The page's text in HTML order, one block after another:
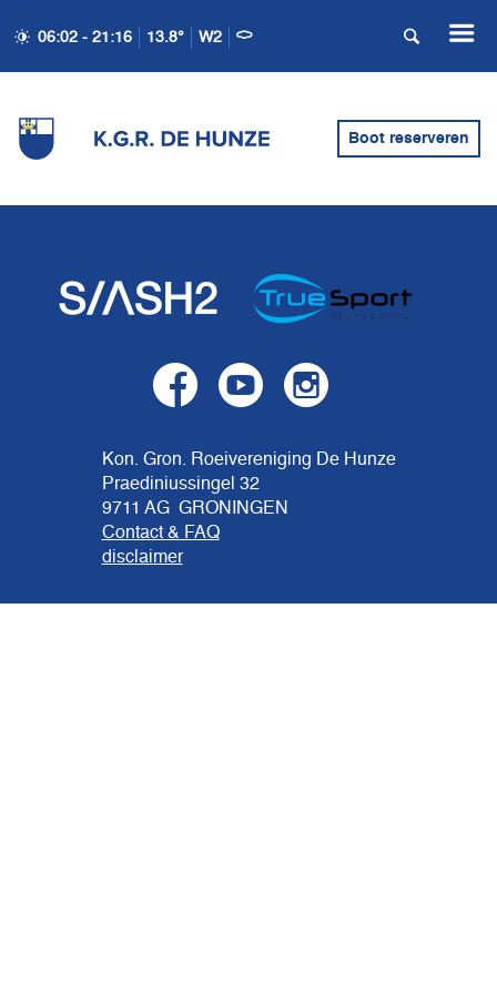
06:02 - 21:16 13.8° W2
Boot reserveren
Kon. Gron. Roeivereniging De Hunze
Praediniussingel 32
9711 AG GRONINGEN
Contact & FAQ
disclaimer